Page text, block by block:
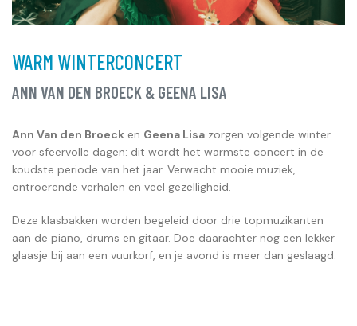
WARM WINTERCONCERT
ANN VAN DEN BROECK & GEENA LISA
Ann Van den Broeck en Geena Lisa zorgen volgende winter
voor sfeervolle dagen: dit wordt het warmste concert in de
koudste periode van het jaar. Verwacht mooie muziek,
ontroerende verhalen en veel gezelligheid.
Deze klasbakken worden begeleid door drie topmuzikanten
aan de piano, drums en gitaar. Doe daarachter nog een lekker
glaasje bij aan een vuurkorf, en je avond is meer dan geslaagd.